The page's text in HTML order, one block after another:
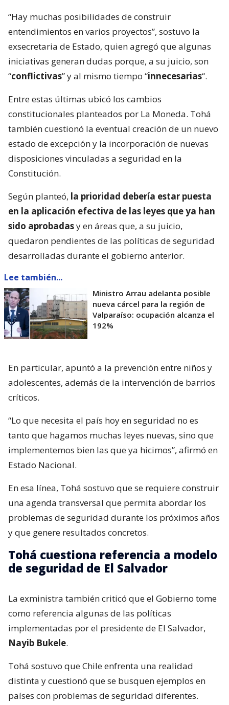
“Hay muchas posibilidades de construir
entendimientos en varios proyectos”, sostuvo la
exsecretaria de Estado, quien agregó que algunas
iniciativas generan dudas porque, a su juicio, son
“conflictivas” y al mismo tiempo “innecesarias“.
Entre estas últimas ubicó los cambios
constitucionales planteados por La Moneda. Tohá
también cuestionó la eventual creación de un nuevo
estado de excepción y la incorporación de nuevas
disposiciones vinculadas a seguridad en la
Constitución.
Según planteó, la prioridad debería estar puesta
en la aplicación efectiva de las leyes que ya han
sido aprobadasy en áreas que, a su juicio,
quedaron pendientes de las políticas de seguridad
desarrolladas durante el gobierno anterior.
Lee también...
Ministro Arrau adelanta posible
nueva cárcel para la región de
Valparaíso: ocupación alcanza el
192%
En particular, apuntó a la prevención entre niños y
adolescentes, además de la intervención de barrios
críticos.
“Lo que necesita el país hoy en seguridad no es
tanto que hagamos muchas leyes nuevas, sino que
implementemos bien las que ya hicimos”, afirmó en
Estado Nacional.
En esa línea, Tohá sostuvo que se requiere construir
una agenda transversal que permita abordar los
problemas de seguridad durante los próximos años
y que genere resultados concretos.
Tohá cuestiona referencia a modelo
de seguridad de El Salvador
La exministra también criticó que el Gobierno tome
como referencia algunas de las políticas
implementadas por el presidente de El Salvador,
Nayib Bukele.
Tohá sostuvo que Chile enfrenta una realidad
distinta y cuestionó que se busquen ejemplos en
países con problemas de seguridad diferentes.